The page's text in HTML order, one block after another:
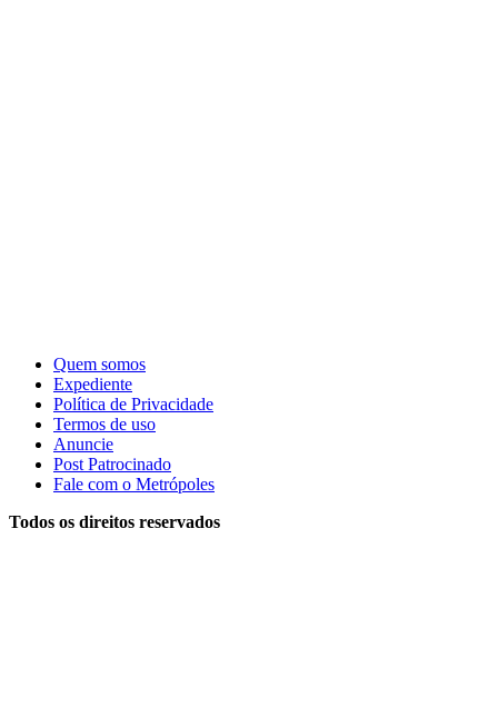
Quem somos
Expediente
Política de Privacidade
Termos de uso
Anuncie
Post Patrocinado
Fale com o Metrópoles
Todos os direitos reservados